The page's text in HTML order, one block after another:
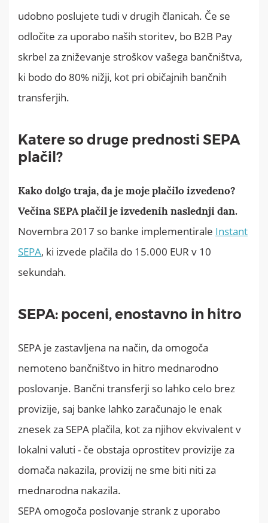
udobno poslujete tudi v drugih članicah. Če se
odločite za uporabo naših storitev, bo B2B Pay
skrbel za zniževanje stroškov vašega bančništva,
ki bodo do 80% nižji, kot pri običajnih bančnih
transferjih.
Katere so druge prednosti SEPA
plačil?
Kako dolgo traja, da je moje plačilo izvedeno?
Večina SEPA plačil je izvedenih naslednji dan.
Novembra 2017 so banke implementirale Instant
SEPA, ki izvede plačila do 15.000 EUR v 10
sekundah.
SEPA: poceni, enostavno in hitro
SEPA je zastavljena na način, da omogoča
nemoteno bančništvo in hitro mednarodno
poslovanje. Bančni transferji so lahko celo brez
provizije, saj banke lahko zaračunajo le enak
znesek za SEPA plačila, kot za njihov ekvivalent v
lokalni valuti - če obstaja oprostitev provizije za
domača nakazila, provizij ne sme biti niti za
mednarodna nakazila.
SEPA omogoča poslovanje strank z uporabo